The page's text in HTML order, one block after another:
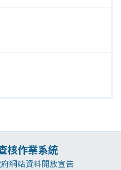
核作業系統
網站資料開放宣告